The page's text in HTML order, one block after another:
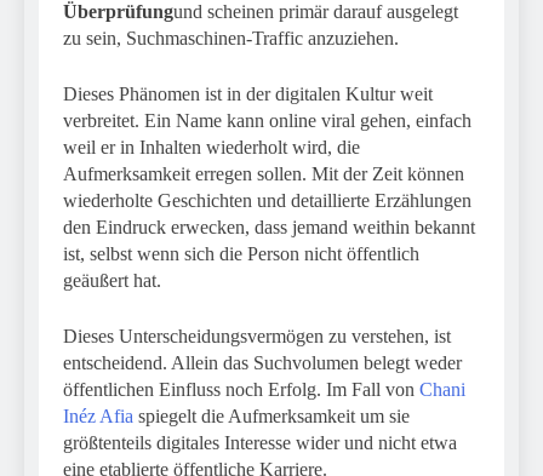
Überprüfungund scheinen primär darauf ausgelegt
zu sein, Suchmaschinen-Traffic anzuziehen.
Dieses Phänomen ist in der digitalen Kultur weit
verbreitet. Ein Name kann online viral gehen, einfach
weil er in Inhalten wiederholt wird, die
Aufmerksamkeit erregen sollen. Mit der Zeit können
wiederholte Geschichten und detaillierte Erzählungen
den Eindruck erwecken, dass jemand weithin bekannt
ist, selbst wenn sich die Person nicht öffentlich
geäußert hat.
Dieses Unterscheidungsvermögen zu verstehen, ist
entscheidend. Allein das Suchvolumen belegt weder
öffentlichen Einfluss noch Erfolg. Im Fall von Chani
Inéz Afia spiegelt die Aufmerksamkeit um sie
größtenteils digitales Interesse wider und nicht etwa
eine etablierte öffentliche Karriere.